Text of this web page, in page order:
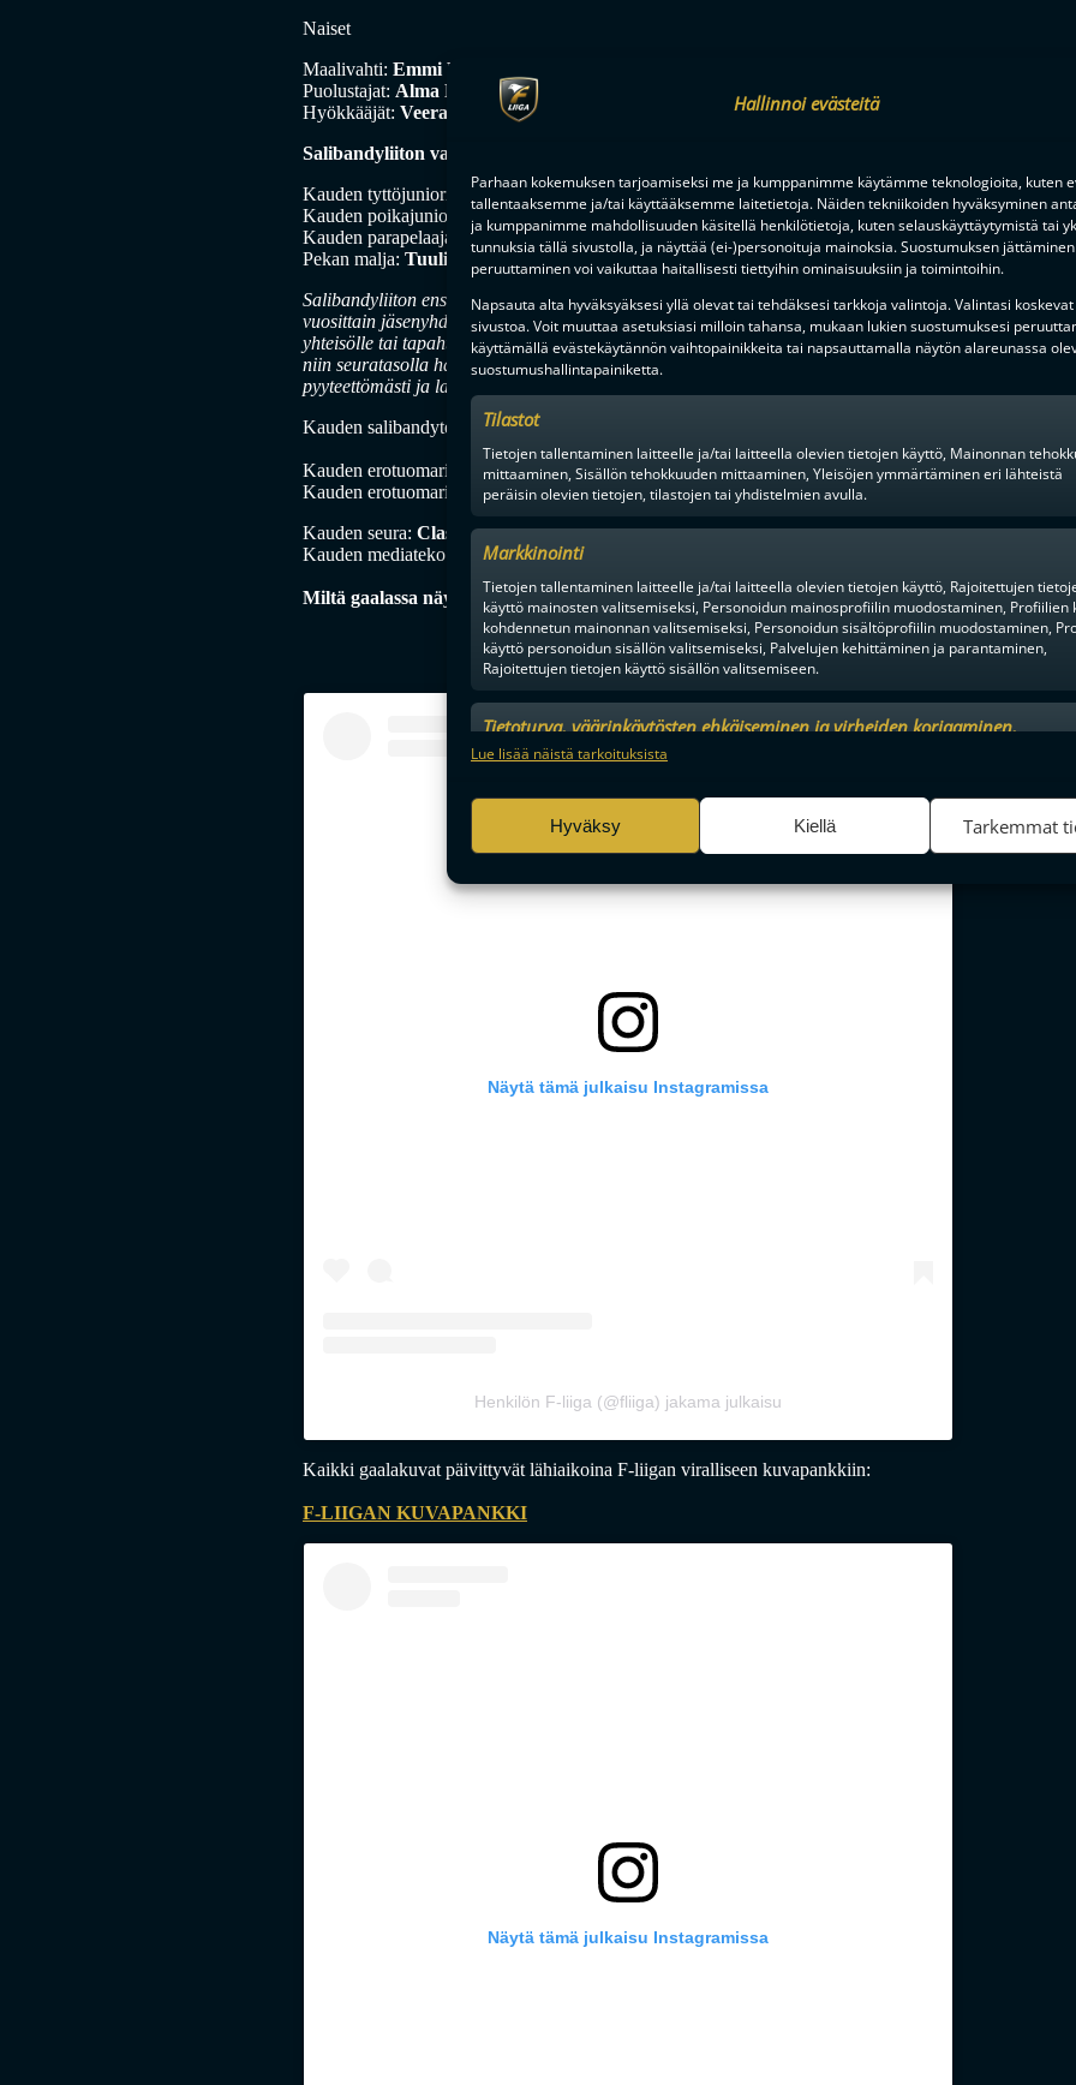
Hallinnoi evästeitä
Parhaan kokemuksen tarjoamiseksi me ja kumppanimme käytämme teknologioita, kuten
tallentaaksemme ja/tai käyttääksemme laitetietoja. Näiden tekniikoiden hyväksyminen
ja kumppanimme mahdollisuuden käsitellä henkilötietoja, kuten selauskäyttäytymistä tai
tunnuksia tällä sivustolla, ja näyttää (ei-)personoituja mainoksia. Suostumuksen
peruuttaminen voi vaikuttaa haitallisesti tiettyihin ominaisuuksiin ja toimintoihin.
Napsauta alta hyväksyäksesi yllä olevat tai tehdäksesi tarkkoja valintoja. Valintasi
sivustoa. Voit muuttaa asetuksiasi milloin tahansa, mukaan lukien suostumuksesi
käyttämällä evästekäytännön vaihtopainikkeita tai napsauttamalla näytön alareunassa
suostumushallintapainiketta.
Tilastot
Tietojen tallentaminen laitteelle ja/tai laitteella olevien tietojen käyttö, Mainonnan
mittaaminen, Sisällön tehokkuuden mittaaminen, Yleisöjen ymmärtäminen eri lähteistä
peräisin olevien tietojen, tilastojen tai yhdistelmien avulla.
Markkinointi
Tietojen tallentaminen laitteelle ja/tai laitteella olevien tietojen käyttö, Rajoitettujen
käyttö mainosten valitsemiseksi, Personoidun mainosprofiilin muodostaminen, Profiilien
kohdennetun mainonnan valitsemiseksi, Personoidun sisältöprofiilin muodostaminen,
käyttö personoidun sisällön valitsemiseksi, Palvelujen kehittäminen ja parantaminen,
Rajoitettujen tietojen käyttö sisällön valitsemiseen.
Tietoturva, väärinkäytösten ehkäiseminen ja virheiden korjaaminen,
Mainonnan ja sisällön tekninen jakelu, Tallenna ja ilmaise
Lue lisää näistä tarkoituksista
Hyväksy Kiellä Tarkemmat
Naiset
Maalivahti: Emmi Pölönen SB-Pro
Puolustajat: Alma Laitila Classic
Hyökkääjät: Veera Kuosmanen TPS Josefiina Nissilä SSRA,Suvi Hämäläinen Classic
Salibandyliiton valinnat:
Kauden tyttöjuniori:
Zara Gauffin-Kauste, Classic(raati valitsi)
Kauden poikajuniori:
Ilmo Leino, Classic(raati valitsi)
Kauden parapelaaja:
Walter Östergård(raati valitsi)
Pekan malja: Tuulikki Kangasluoma(raati valitsi)
Salibandyliiton ensimmäisen puheenjohtajan Pekka Mukkalan mukaan nimetty Pekan Malja on
vuosittain jäsenyhdistyksen, liiton, sen alueen tai salibandyn hyväksi tehdyn erittäin ansiokkaan työn
yhteisölle tai tapahtumalle. Tänä vuonna palkittava Tuulikki Kangasluoma on toiminut salibandyn
niin seuratasolla hallituksessa sekä liiton että liiton osakeyhtiön hallituksessa. Toiminnallaan hän on
pyyteettömästi ja laaja-alaisesti.
Kauden salibandyteko:
OLS Salibandy ”Oulu-Hurmos”
Kauden erotuomaripari naiset:Toni Nerg & Anssi Saarinen(pelaajat äänesivät)
Kauden erotuomaripari miehet:Thomas Ellis & Janne Sjögren(pelaajat äänesivät)
Kauden seura: Classic(juniorisarjojen ja pääsarjojen sijoitusten yhteenlasku)
Kauden mediateko:
Sentterit Show(Jussi Piha, Nico Salo, Joona Rantala) (raati valitsi)
Miltä gaalassa näytti? Katso tyylikäs videopätkä juhlahumusta tästä:
Näytä tämä julkaisu Instagramissa
Henkilön F-liiga (@fliiga) jakama julkaisu
Kaikki gaalakuvat päivittyvät lähiaikoina F-liigan viralliseen kuvapankkiin:
F-LIIGAN KUVAPANKKI
Näytä tämä julkaisu Instagramissa